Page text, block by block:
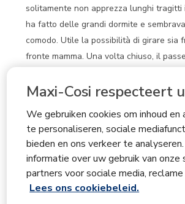
Maxi-Cosi respecteert
We gebruiken cookies om inhoud
te personaliseren, sociale
bieden en ons verkeer te
informatie over uw gebruik van
partners voor sociale media,
Lees ons cookiebeleid.
solitamente non apprezza lunghi tragitti
ha fatto delle grandi dormite e
comodo. Utile la possibilità di girare sia
fronte mamma. Una volta chiuso, il
semplice, non facilissima però con una
un pochino elevato.
Met Google vertalen
productlikes Design, Comfort per il
Ja, Ik beveel dit product aan.